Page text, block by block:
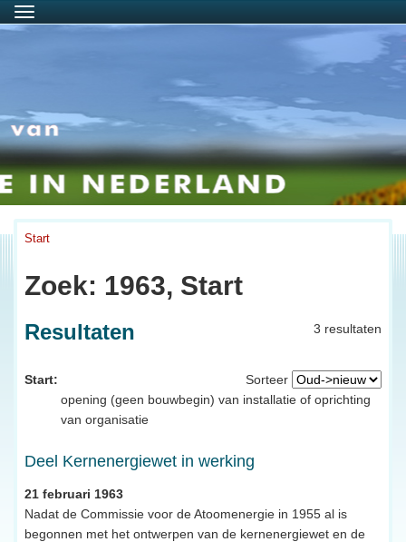
Menu
Start
Zoek: 1963, Start
3 resultaten
Resultaten
Sorteer
Start:
opening (geen bouwbegin) van installatie of oprichting
van organisatie
Deel Kernenergiewet in werking
21 februari 1963
Nadat de Commissie voor de Atoomenergie in 1955 al is
begonnen met het ontwerpen van de kernenergiewet en de